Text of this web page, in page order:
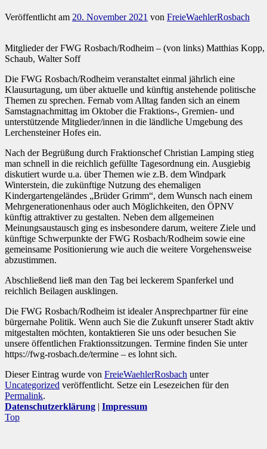
Veröffentlicht am 20. November 2021 von FreieWaehlerRosbach
Mitglieder der FWG Rosbach/Rodheim – (von links) Matthias
Schaub, Walter Soff
Die FWG Rosbach/Rodheim veranstaltet einmal jährlich eine
Klausurtagung, um über aktuelle und künftig anstehende politische
Themen zu sprechen. Fernab vom Alltag fanden sich an einem
Samstagnachmittag im Oktober die Fraktions-, Gremien- und
unterstützende Mitglieder/innen in die ländliche Umgebung des
Lerchensteiner Hofes ein.
Nach der Begrüßung durch Fraktionschef Christian Lamping stieg
man schnell in die reichlich gefüllte Tagesordnung ein. Ausgiebig
diskutiert wurde u.a. über Themen wie z.B. dem Windpark
Winterstein, die zukünftige Nutzung des ehemaligen
Kindergartengeländes „Brüder Grimm“, dem Wunsch nach einem
Mehrgenerationenhaus oder auch Möglichkeiten, den ÖPNV
künftig attraktiver zu gestalten. Neben dem allgemeinen
Meinungsaustausch ging es insbesondere darum, weitere Ziele und
künftige Schwerpunkte der FWG Rosbach/Rodheim sowie eine
gemeinsame Positionierung wie auch die weitere Vorgehensweise
abzustimmen.
Abschließend ließ man den Tag bei leckerem Spanferkel und
reichlich Beilagen ausklingen.
Die FWG Rosbach/Rodheim ist idealer Ansprechpartner für eine
bürgernahe Politik. Wenn auch Sie die Zukunft unserer Stadt aktiv
mitgestalten möchten, kontaktieren Sie uns oder besuchen Sie
unsere öffentlichen Fraktionssitzungen. Termine finden Sie unter
https://fwg-rosbach.de/termine – es lohnt sich.
Dieser Eintrag wurde von FreieWaehlerRosbach unter
Uncategorized veröffentlicht. Setze ein Lesezeichen für den
Permalink.
Datenschutzerklärung | Impressum
Top